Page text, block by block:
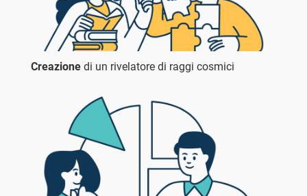
Creazione di un rivelatore di raggi cosmici